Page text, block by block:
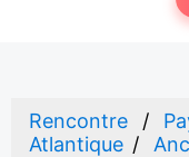
Rencontre
Atlantique